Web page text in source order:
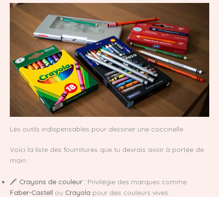
Les outils indispensables pour dessiner une coccinelle
Voici la liste des fournitures que tu devrais avoir à portée de
main :
🖍️ Crayons de couleur : Privilégie des marques comme
Faber-Castell ou Crayola pour des couleurs vives.